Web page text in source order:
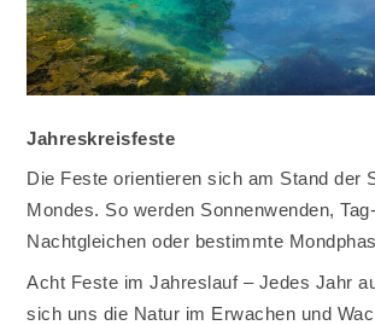
Jahreskreisfeste
Die Feste orientieren sich am Stand der
Mondes. So werden Sonnenwenden,
Nachtgleichen oder bestimmte
Acht Feste im Jahreslauf – Jedes Jahr
sich uns die Natur im Erwachen und